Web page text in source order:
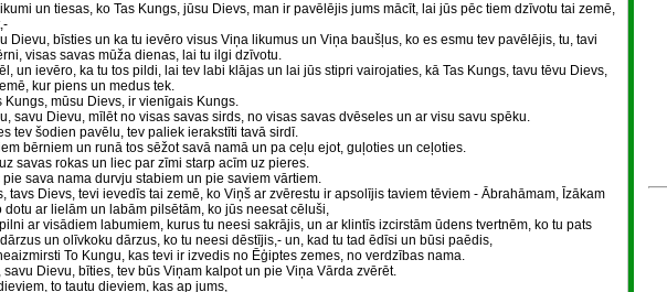
un tiesas, ko Tas Kungs, jūsu Dievs, man ir pavēlējis jums mācīt, lai jūs pēc tiem dzīvotu tai zemē,
Dievu, bīsties un ka tu ievēro visus Viņa likumus un Viņa baušļus, ko es esmu tev pavēlējis, tu, tavi
visas savas mūža dienas, lai tu ilgi dzīvotu.
un ievēro, ka tu tos pildi, lai tev labi klājas un lai jūs stipri vairojaties, kā Tas Kungs, tavu tēvu Dievs,
kur piens un medus tek.
Kungs, mūsu Dievs, ir vienīgais Kungs.
savu Dievu, mīlēt no visas savas sirds, no visas savas dvēseles un ar visu savu spēku.
tev šodien pavēlu, tev paliek ierakstīti tavā sirdī.
bērniem un runā tos sēžot savā namā un pa ceļu ejot, guļoties un ceļoties.
savas rokas un liec par zīmi starp acīm uz pieres.
sava nama durvju stabiem un pie saviem vārtiem.
tavs Dievs, tevi ievedīs tai zemē, ko Viņš ar zvērestu ir apsolījis taviem tēviem - Ābrahāmam, Īzākam
dotu ar lielām un labām pilsētām, ko jūs neesat cēluši,
ar visādiem labumiem, kurus tu neesi sakrājis, un ar klintīs izcirstām ūdens tvertnēm, ko tu pats
un olīvkoku dārzus, ko tu neesi dēstījis,- un, kad tu tad ēdīsi un būsi paēdis,
To Kungu, kas tevi ir izvedis no Ēģiptes zemes, no verdzības nama.
savu Dievu, bīties, tev būs Viņam kalpot un pie Viņa Vārda zvērēt.
to tautu dieviem, kas ap jums,